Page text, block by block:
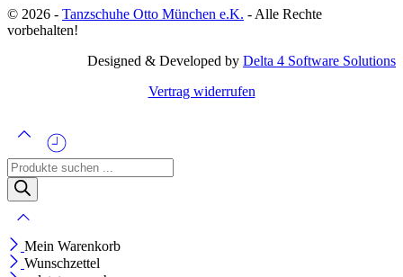
© 2026 - Tanzschuhe Otto München e.K. - Alle Rechte
vorbehalten!
Designed & Developed by Delta 4 Software Solutions
Vertrag widerrufen
Products
search
Mein Warenkorb
Wunschzettel